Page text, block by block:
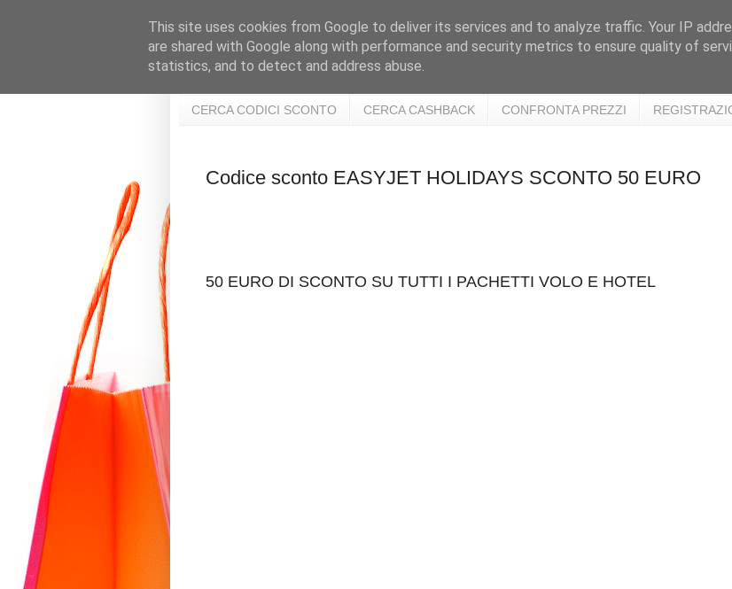
CERCA CODICI SCONTO CERCA CASHBACK CONFRONTA PREZZI
Codice sconto EASYJET HOLIDAYS SCONTO 50 EURO
50 EURO DI SCONTO SU TUTTI I PACHETTI VOLO E HOTEL
This site uses cookies from Google to deliver its services and to analyze traffic. Your IP
are shared with Google along with performance and security metrics to ensure quality of
statistics, and to detect and address abuse.